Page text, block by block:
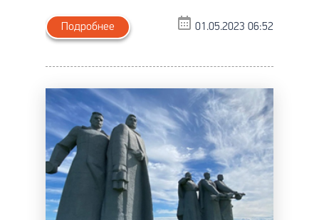
Подробнее 01.05.2023 06:52